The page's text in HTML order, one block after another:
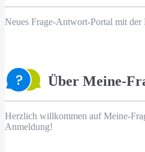
Neues Frage-Antwort-Portal mit
Über Meine-
Herzlich willkommen auf Meine-
Anmeldung!